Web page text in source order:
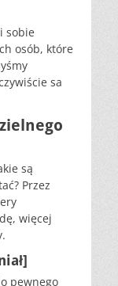
sobie
osób, które
sa
są
Przez
więcej
pewnego